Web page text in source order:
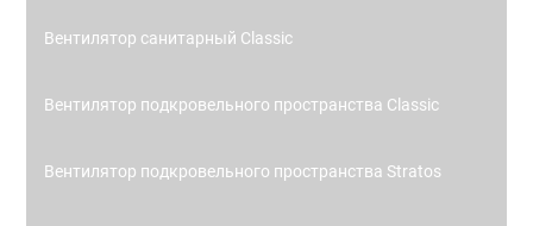
Вентилятор санитарный Classic
Вентилятор подкровельного пространства Classic
Вентилятор подкровельного пространства Stratos